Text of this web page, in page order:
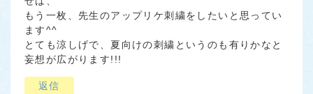
もう一枚、先生のアップリケ刺繍をしたいと思ってい
ます^^
とても涼しげで、夏向けの刺繍というのも有りかなと
妄想が広がります!!!
返信